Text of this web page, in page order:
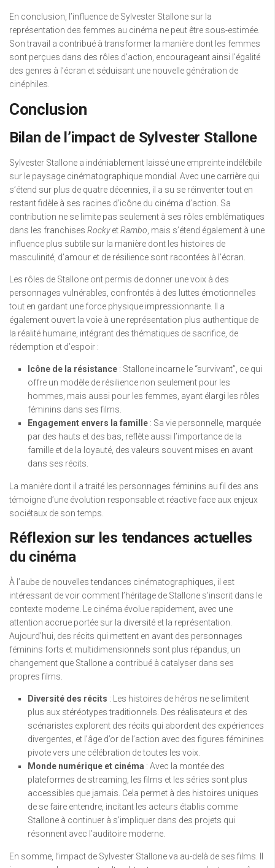
En conclusion, l’influence de Sylvester Stallone sur la
représentation des femmes au cinéma ne peut être sous-estimée.
Son travail a contribué à transformer la manière dont les femmes
sont perçues dans des rôles d’action, encourageant ainsi l’égalité
des genres à l’écran et séduisant une nouvelle génération de
cinéphiles.
Conclusion
Bilan de l’impact de Sylvester Stallone
Sylvester Stallone a indéniablement laissé une empreinte indélébile
sur le paysage cinématographique mondial. Avec une carrière qui
s’étend sur plus de quatre décennies, il a su se réinventer tout en
restant fidèle à ses racines d’icône du cinéma d’action. Sa
contribution ne se limite pas seulement à ses rôles emblématiques
dans les franchises RockyetRambo, mais s’étend également à une
influence plus subtile sur la manière dont les histoires de
masculinité, d’amour et de résilience sont racontées à l’écran.
Les rôles de Stallone ont permis de donner une voix à des
personnages vulnérables, confrontés à des luttes émotionnelles
tout en gardant une force physique impressionnante. Il a
également ouvert la voie à une représentation plus authentique de
la réalité humaine, intégrant des thématiques de sacrifice, de
rédemption et d’espoir :
Icône de la résistance : Stallone incarne le “survivant”, ce qui
offre un modèle de résilience non seulement pour les
hommes, mais aussi pour les femmes, ayant élargi les rôles
féminins dans ses films.
Engagement envers la famille : Sa vie personnelle, marquée
par des hauts et des bas, reflète aussi l’importance de la
famille et de la loyauté, des valeurs souvent mises en avant
dans ses récits.
La manière dont il a traité les personnages féminins au fil des ans
témoigne d’une évolution responsable et réactive face aux enjeux
sociétaux de son temps.
Réflexion sur les tendances actuelles
du cinéma
À l’aube de nouvelles tendances cinématographiques, il est
intéressant de voir comment l’héritage de Stallone s’inscrit dans le
contexte moderne. Le cinéma évolue rapidement, avec une
attention accrue portée sur la diversité et la représentation.
Aujourd’hui, des récits qui mettent en avant des personnages
féminins forts et multidimensionnels sont plus répandus, un
changement que Stallone a contribué à catalyser dans ses
propres films.
Diversité des récits : Les histoires de héros ne se limitent
plus aux stéréotypes traditionnels. Des réalisateurs et des
scénaristes explorent des récits qui abordent des expériences
divergentes, et l’âge d’or de l’action avec des figures féminines
pivote vers une célébration de toutes les voix.
Monde numérique et cinéma : Avec la montée des
plateformes de streaming, les films et les séries sont plus
accessibles que jamais. Cela permet à des histoires uniques
de se faire entendre, incitant les acteurs établis comme
Stallone à continuer à s’impliquer dans des projets qui
résonnent avec l’auditoire moderne.
En somme, l’impact de Sylvester Stallone va au-delà de ses films. Il